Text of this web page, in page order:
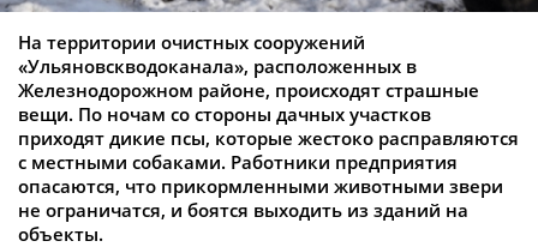
На территории очистных сооружений
«Ульяновскводоканала», расположенных в
Железнодорожном районе, происходят страшные
вещи. По ночам со стороны дачных участков
приходят дикие псы, которые жестоко расправляются
с местными собаками. Работники предприятия
опасаются, что прикормленными животными звери
не ограничатся, и боятся выходить из зданий на
объекты.